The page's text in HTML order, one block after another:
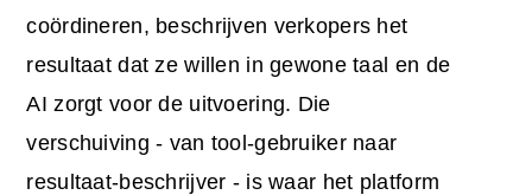
coördineren, beschrijven verkopers het
resultaat dat ze willen in gewone taal en de
AI zorgt voor de uitvoering. Die
verschuiving - van tool-gebruiker naar
resultaat-beschrijver - is waar het platform